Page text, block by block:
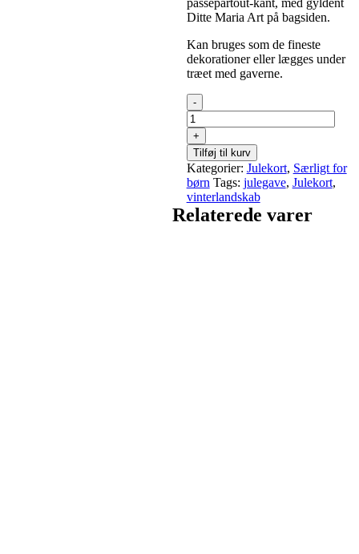
Ditte Maria Art på bagsiden.
Kan bruges som de fineste
dekorationer eller lægges under
træet med gaverne.
Julekortsserie
antal
Tilføj til kurv
Kategorier: Julekort, Særligt for
børn Tags: julegave, Julekort,
vinterlandskab
Relaterede varer